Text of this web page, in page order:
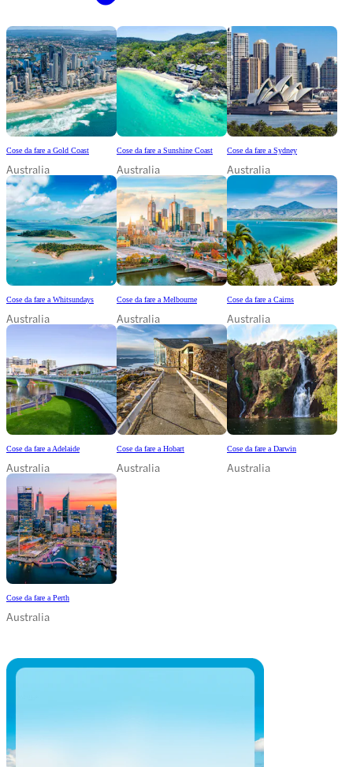
Cose da fare a Gold Coast
Australia
Cose da fare a Sunshine Coast
Australia
Cose da fare a Sydney
Australia
Cose da fare a Whitsundays
Australia
Cose da fare a Melbourne
Australia
Cose da fare a Cairns
Australia
Cose da fare a Adelaide
Australia
Cose da fare a Hobart
Australia
Cose da fare a Darwin
Australia
Cose da fare a Perth
Australia